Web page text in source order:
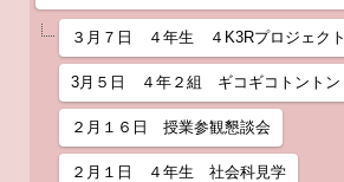
３月７日 ４年生 ４K3Rプロジェクト
3月５日 ４年２組 ギコギコトントン
２月１６日 授業参観懇談会
２月１日 ４年生 社会科見学